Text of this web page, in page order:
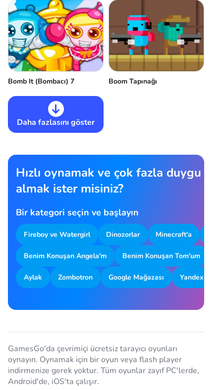
Bomb It (Bombacı) 7 Boom Tapınağı
Daha fazlasını göster
Hızlı oynamak ve çok fazla duygu
almak ister misiniz?
Bir kategori seçin ve başlayın
Fireboy ve Watergirl Dinozorlar Minecraft'a
Benim Konuşan Angela'm Benim Konuşan Tom'um
Aylak Zombotron Google Mağazası Yandex
GamesGo'da çevrimiçi ücretsiz tarayıcı oyunları
oynayın. Oynamak için bir oyun veya flash player
indirmenize gerek yoktur. Tüm oyunlar zayıf PC'lerde,
Android'de, iOS'ta çalışır.